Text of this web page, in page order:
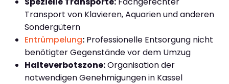
Transport von Klavieren, Aquarien und anderen
Sondergütern
Entrümpelung: Professionelle Entsorgung nicht
benötigter Gegenstände vor dem Umzug
Halteverbotszone:Organisation der
notwendigen Genehmigungen in Kassel